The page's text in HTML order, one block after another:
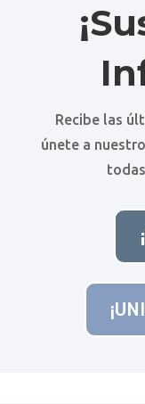
Recibe las
únete a